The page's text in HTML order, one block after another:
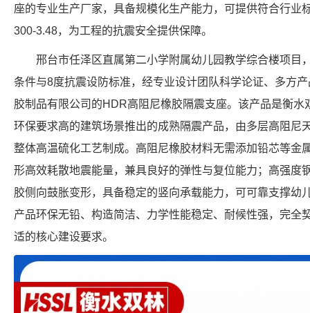
座的专业生产厂家，具备规模化生产能力，可提供符合行业
300-3.48，为工程的抗震安全提供保障。
邢台市任泽区直属第二小学附属幼儿园教学综合楼项目
条件与8度抗震设防标准，经专业设计团队科学论证、多方
胶制品有限公司的HDR高阻尼橡胶隔震支座。该产品是衡
环保要求高的建筑场景推出的成熟隔震产品，由多层高阻尼
整体高温硫化工艺制成。高阻尼橡胶材料无需添加铅芯等金
形高效耗散地震能量，兼具良好的弹性与复位能力；高强度
胶侧向鼓胀变形，具备稳定的竖向承载能力，可可靠支撑幼
产品环保无铅、构造简洁、力学性能稳定、耐候性强，完全
适的核心建设要求。